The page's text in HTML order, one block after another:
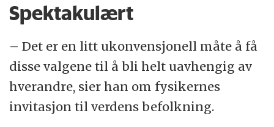
Spektakulært
– Det er en litt ukonvensjonell måte å få
disse valgene til å bli helt uavhengig av
hverandre, sier han om fysikernes
invitasjon til verdens befolkning.